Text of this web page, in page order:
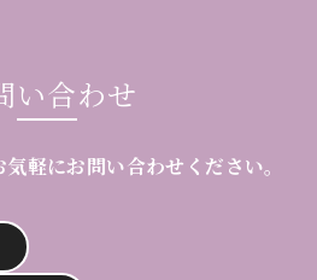
い合わせ
軽にお問い合わせください。